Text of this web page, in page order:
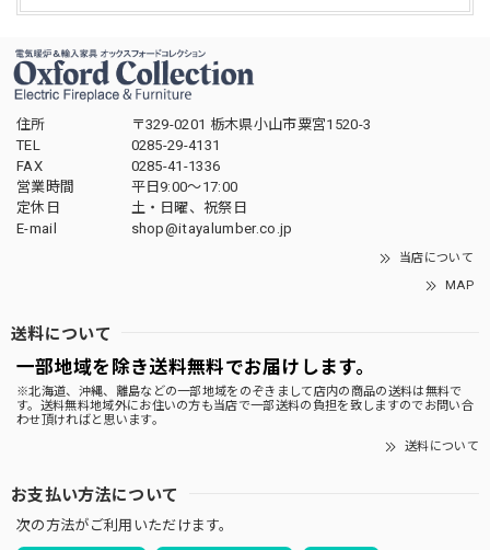
住所
〒329-0201 栃木県小山市粟宮1520-3
TEL
0285-29-4131
FAX
0285-41-1336
営業時間
平日9:00～17:00
定休日
土・日曜、祝祭日
E-mail
shop@itayalumber.co.jp
当店について
MAP
送料について
一部地域を除き送料無料でお届けします。
※北海道、沖縄、離島などの一部地域をのぞきまして店内の商品の送料は無料で
す。送料無料地域外にお住いの方も当店で一部送料の負担を致しますのでお問い合
わせ頂ければと思います。
送料について
お支払い方法について
次の方法がご利用いただけます。